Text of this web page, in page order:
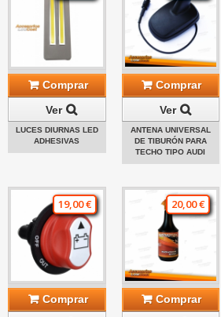
Comprar
Ver
LUCES DIURNAS LED
ADHESIVAS
Comprar
Ver
ANTENA UNIVERSAL
DE TIBURÓN PARA
TECHO TIPO AUDI
19,00 €
Comprar
20,00 €
Comprar